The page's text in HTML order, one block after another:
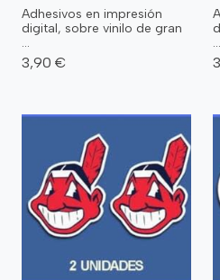
Adhesivos en impresión
digital, sobre vinilo de gran
...
3,90 €
...